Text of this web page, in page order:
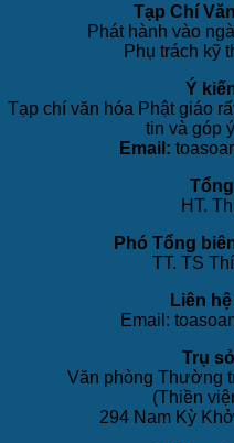
Tạp Chí
Phát hành vào
Phụ trách kỹ
Ý
Tạp chí văn hóa Phật giáo
tin và góp
Email:
HT.
Phó Tổng
TT. TS
Liên
Email:
Trụ
Văn phòng Thường
(Thiền
294 Nam Kỳ